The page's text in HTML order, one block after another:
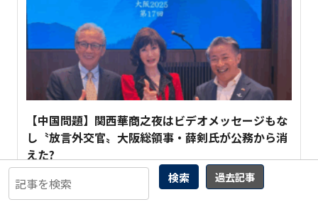
検索 過去記事
【中国問題】関西華商之夜はビデオメッセージもな
し〝放言外交官〟大阪総領事・薛剣氏が公務から消
えた?